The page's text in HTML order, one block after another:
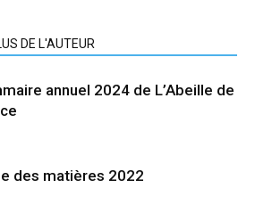
DE L'AUTEUR
annuel 2024 de L’Abeille de
des matières 2022